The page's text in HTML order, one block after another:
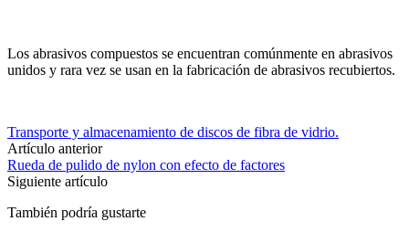
Los abrasivos compuestos se encuentran comúnmente en abrasivos
unidos y rara vez se usan en la fabricación de abrasivos recubiertos.
Transporte y almacenamiento de discos de fibra de vidrio.
Artículo anterior
Rueda de pulido de nylon con efecto de factores
Siguiente artículo
También podría gustarte